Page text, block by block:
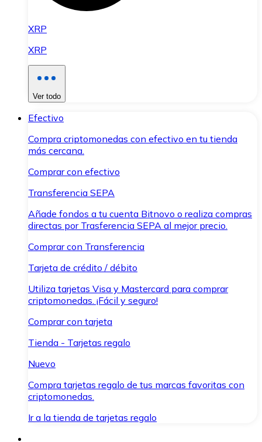
XRP
XRP
Ver todo
Efectivo
Compra criptomonedas con efectivo en tu tienda
más cercana.
Comprar con efectivo
Transferencia SEPA
Añade fondos a tu cuenta Bitnovo o realiza compras
directas por Trasferencia SEPA al mejor precio.
Comprar con Transferencia
Tarjeta de crédito / débito
Utiliza tarjetas Visa y Mastercard para comprar
criptomonedas. ¡Fácil y seguro!
Comprar con tarjeta
Tienda - Tarjetas regalo
Nuevo
Compra tarjetas regalo de tus marcas favoritas con
criptomonedas.
Ir a la tienda de tarjetas regalo